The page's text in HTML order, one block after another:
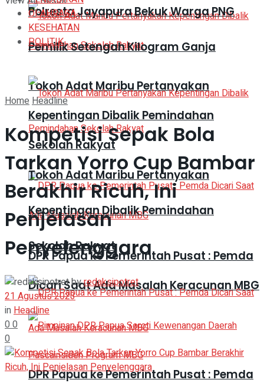
Tokoh Adat Maribu Pertanyakan
Kepentingan Dibalik Pemindahan
Sekolah Rakyat
DPR Papua ke Pemerintah Pusat : Pemda
Dicari Saat Ada Masalah Keracunan MBG
Polresta Jayapura Bekuk Warga PNG
Pemilik Setengah Kilogram Ganja
Tokoh Adat Maribu Pertanyakan
Kepentingan Dibalik Pemindahan
Sekolah Rakyat
DPR Papua ke Pemerintah Pusat : Pemda
OLAHRAGA
KESEHATAN
POLITIK
HomeHeadline
Kompetisi Sepak Bola
Tarkan Yorro Cup Bambar
Berakhir Ricuh, Ini
Penjelasan
Penyelenggara
byredaksipotret
21 Agustus 2023
inHeadline
00
0